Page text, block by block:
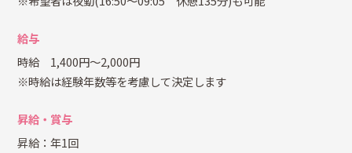
給与
時給 1,400円～2,000円
※時給は経験年数等を考慮して決定します
昇給・賞与
昇給：年1回